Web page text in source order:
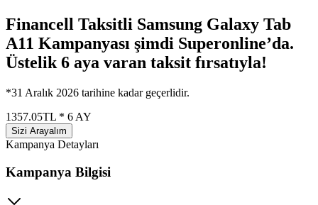
Financell Taksitli Samsung Galaxy Tab
A11 Kampanyası şimdi Superonline’da.
Üstelik 6 aya varan taksit fırsatıyla!
*31 Aralık 2026 tarihine kadar geçerlidir.
1357.05TL * 6 AY
Sizi Arayalım
Kampanya Detayları
Kampanya Bilgisi